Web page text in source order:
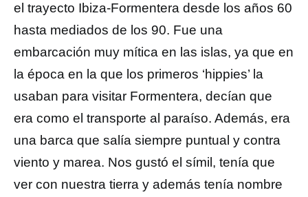
el trayecto Ibiza-Formentera desde los años 60
hasta mediados de los 90. Fue una
embarcación muy mítica en las islas, ya que en
la época en la que los primeros ‘hippies’ la
usaban para visitar Formentera, decían que
era como el transporte al paraíso. Además, era
una barca que salía siempre puntual y contra
viento y marea. Nos gustó el símil, tenía que
ver con nuestra tierra y además tenía nombre